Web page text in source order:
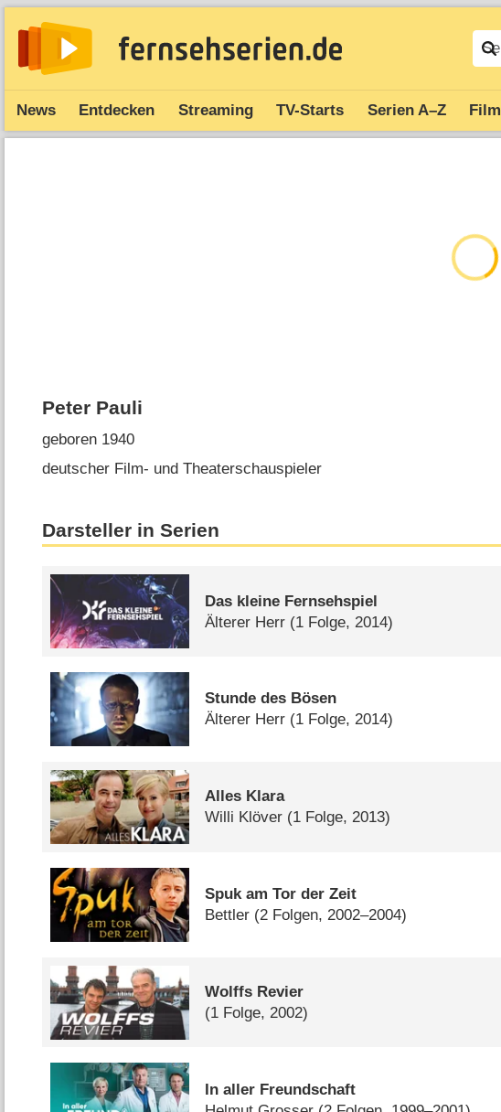
News Entdecken Streaming TV-Starts Serien A–Z
Peter Pauli
geboren 1940
deutscher Film- und Theaterschauspieler
Darsteller in Serien
Das kleine Fernsehspiel
Älterer Herr (1 Folge, 2014)
Stunde des Bösen
Älterer Herr (1 Folge, 2014)
Alles Klara
Willi Klöver (1 Folge, 2013)
Spuk am Tor der Zeit
Bettler (2 Folgen, 2002–2004)
Wolffs Revier
(1 Folge, 2002)
In aller Freundschaft